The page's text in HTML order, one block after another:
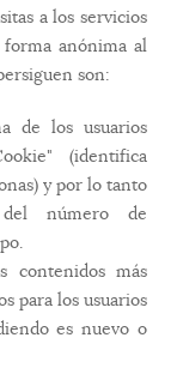
a los servicios
anónima al
son:
de los usuarios
(identifica
y por lo tanto
del número de
contenidos más
para los usuarios
es nuevo o